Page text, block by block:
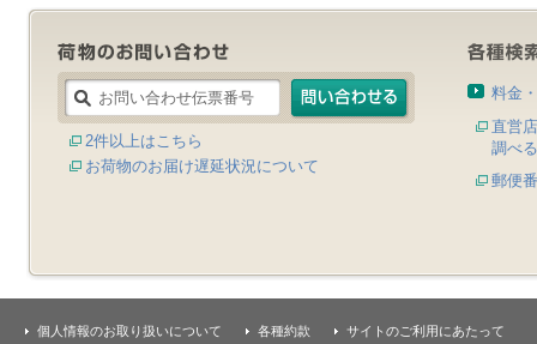
2件以上はこちら
お荷物のお届け遅延状況について
料金
直営
調べる
郵便
個人情報のお取り扱いについて 各種約款 サイトのご利用にあたって